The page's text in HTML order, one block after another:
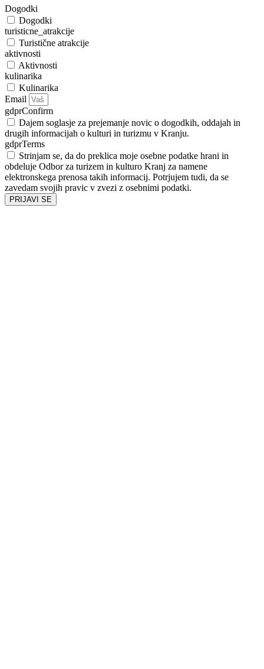
Dogodki
Dogodki
turisticne_atrakcije
Turistične atrakcije
aktivnosti
Aktivnosti
kulinarika
Kulinarika
Email
gdprConfirm
Dajem soglasje za prejemanje novic o dogodkih, oddajah in
drugih informacijah o kulturi in turizmu v Kranju.
gdprTerms
Strinjam se, da do preklica moje osebne podatke hrani in
obdeluje Odbor za turizem in kulturo Kranj za namene
elektronskega prenosa takih informacij. Potrjujem tudi, da se
zavedam svojih pravic v zvezi z osebnimi podatki.
PRIJAVI SE